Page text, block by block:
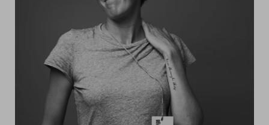
Melissa Phulpin (© Etienne Daho) - © Etienne Daho
Comment votre activité a-t-elle été
affectée par le confinement ?